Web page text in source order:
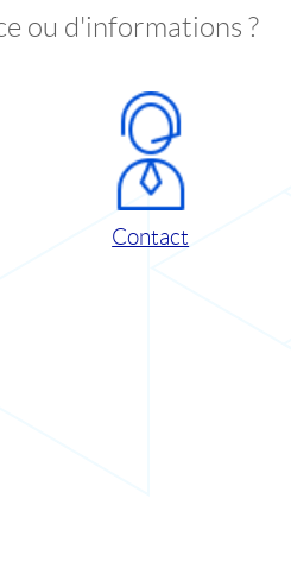
ou d'informations ?
Contact